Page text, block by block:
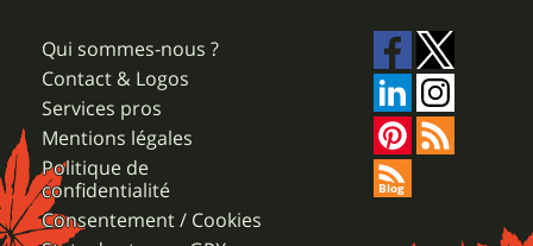
Qui sommes-nous ?
Contact & Logos
Services pros
Mentions légales
Politique de
confidentialité
Consentement / Cookies